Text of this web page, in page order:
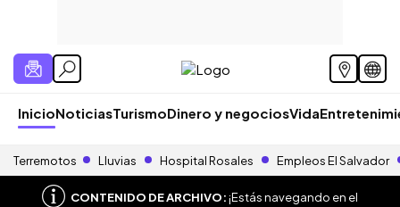
InicioNoticiasTurismoDinero y negociosVida
Terremotos Lluvias Hospital Rosales Empleos El Salvador
CONTENIDO DE ARCHIVO:¡Estás navegando en el